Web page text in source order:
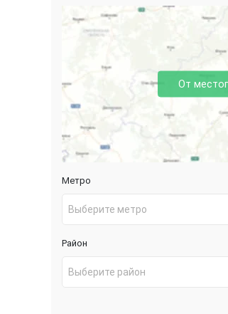
От
Метро
Выберите метро
Район
Выберите район